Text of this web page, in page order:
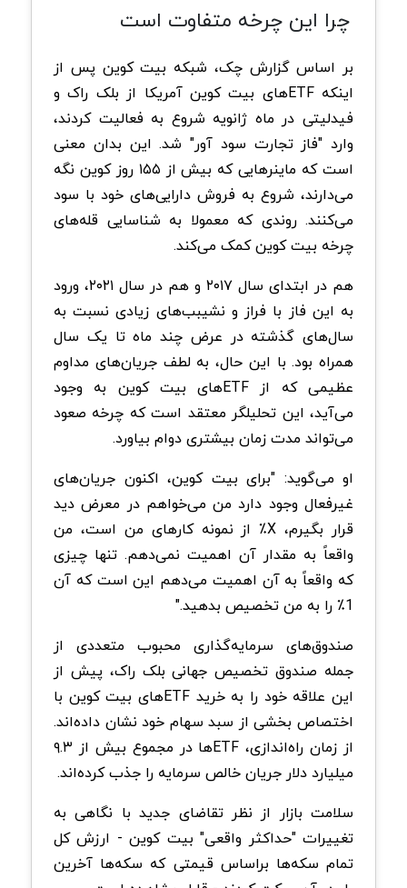
چرا این چرخه متفاوت است
بر اساس گزارش چک، شبکه بیت کوین پس از
اینکه ETFهای بیت کوین آمریکا از بلک راک و
فیدلیتی در ماه ژانویه شروع به فعالیت کردند،
وارد "فاز تجارت سود آور" شد. این بدان معنی
است که ماینرهایی که بیش از ۱۵۵ روز کوین نگه
می‌دارند، شروع به فروش دارایی‌های خود با سود
می‌کنند. روندی که معمولا به شناسایی قله‌های
چرخه بیت کوین کمک می‌کند.
هم در ابتدای سال ۲۰۱۷ و هم در سال ۲۰۲۱، ورود
به این فاز با فراز و نشیبب‌های زیادی نسبت به
سال‌های گذشته در عرض چند ماه تا یک سال
همراه بود. با این حال، به لطف جریان‌های مداوم
عظیمی که از ETFهای بیت کوین به وجود
می‌آید، این تحلیلگر معتقد است که چرخه صعود
می‌تواند مدت زمان بیشتری دوام بیاورد.
او می‌گوید: "برای بیت کوین، اکنون جریان‌های
غیرفعال وجود دارد من می‌خواهم در معرض دید
قرار بگیرم، X٪ از نمونه کارهای من است، من
واقعاً به مقدار آن اهمیت نمی‌دهم. تنها چیزی
که واقعاً به آن اهمیت می‌دهم این است که آن
1٪ را به من تخصیص بدهید."
صندوق‌های سرمایه‌گذاری محبوب متعددی از
جمله صندوق تخصیص جهانی بلک راک، پیش از
این علاقه خود را به خرید ETFهای بیت کوین با
اختصاص بخشی از سبد سهام خود نشان داده‌اند.
از زمان راه‌اندازی، ETFها در مجموع بیش از ۹.۳
میلیارد دلار جریان خالص سرمایه را جذب کرده‌اند.
سلامت بازار از نظر تقاضای جدید با نگاهی به
تغییرات "حداکثر واقعی" بیت کوین - ارزش کل
تمام سکه‌ها براساس قیمتی که سکه‌ها آخرین